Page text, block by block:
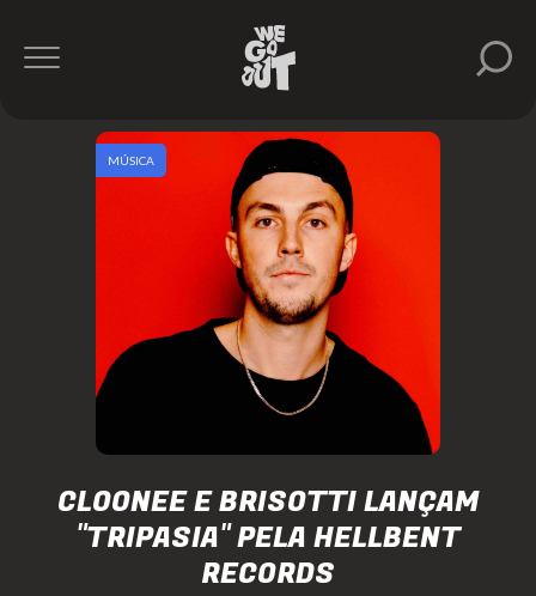
CLOONEE E BRISOTTI LANÇAM
"TRIPASIA" PELA HELLBENT
RECORDS
MÚSICA